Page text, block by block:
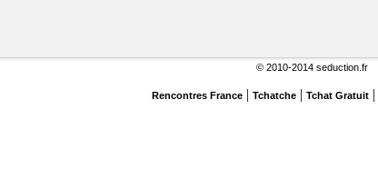
© 2010-2014 seduction.fr
Rencontres France| Tchatche| Tchat Gratuit|